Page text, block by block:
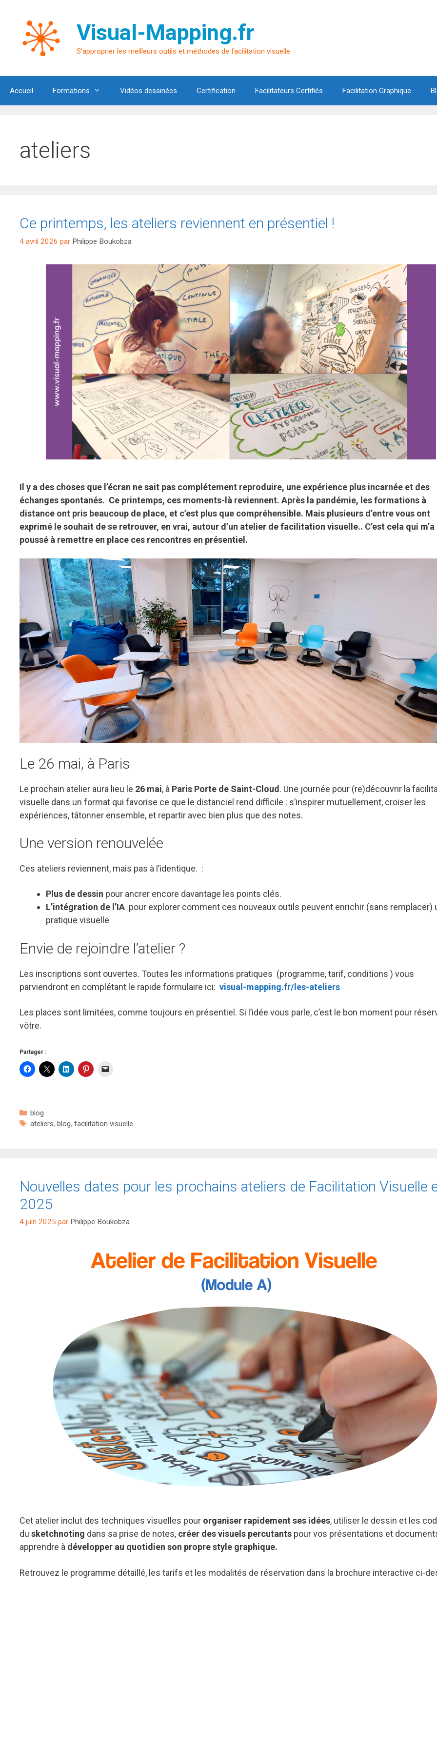
contenu
Visual-Mapping.fr
S'approprier les meilleurs outils et méthodes de facilitation visuelle
Accueil Formations Vidéos dessinées Certification Facilitateurs Certifiés Facilitation Graphique
ateliers
Ce printemps, les ateliers reviennent en présentiel !
4 avril 2026 par Philippe Boukobza
Il y a des choses que l’écran ne sait pas complétement reproduire, une expérience plus incarnée et des
échanges spontanés. Ce printemps, ces moments-là reviennent. Après la pandémie, les formations à
distance ont pris beaucoup de place, et c’est plus que compréhensible. Mais plusieurs d’entre vous ont
exprimé le souhait de se retrouver, en vrai, autour d’un atelier de facilitation visuelle.. C’est cela qui m’a
poussé à remettre en place ces rencontres en présentiel.
Le 26 mai, à Paris
Le prochain atelier aura lieu le 26 mai, à Paris Porte de Saint-Cloud. Une journée pour (re)découvrir la
visuelle dans un format qui favorise ce que le distanciel rend difficile : s’inspirer mutuellement, croiser les
expériences, tâtonner ensemble, et repartir avec bien plus que des notes.
Une version renouvelée
Ces ateliers reviennent, mais pas à l’identique. :
Plus de dessin pour ancrer encore davantage les points clés.
L’intégration de l’IA pour explorer comment ces nouveaux outils peuvent enrichir (sans remplacer)
pratique visuelle
Envie de rejoindre l’atelier ?
Les inscriptions sont ouvertes. Toutes les informations pratiques (programme, tarif, conditions ) vous
parviendront en complétant le rapide formulaire ici: visual-mapping.fr/les-ateliers
Les places sont limitées, comme toujours en présentiel. Si l’idée vous parle, c’est le bon moment pour
vôtre.
Partager :
Catégories
blog
Étiquettes
ateliers,blog,facilitation visuelle
Nouvelles dates pour les prochains ateliers de Facilitation Visuelle
2025
4 juin 2025 par Philippe Boukobza
Cet atelier inclut des techniques visuelles pour organiser rapidement ses idées, utiliser le dessin et les
du sketchnoting dans sa prise de notes, créer des visuels percutants pour vos présentations et
apprendre à développer au quotidien son propre style graphique.
Retrouvez le programme détaillé, les tarifs et les modalités de réservation dans la brochure interactive ci-